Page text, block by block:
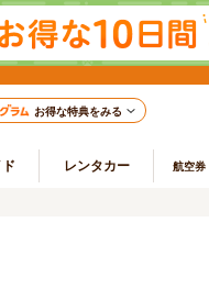
お得な特典をみる
レンタカー 航空券